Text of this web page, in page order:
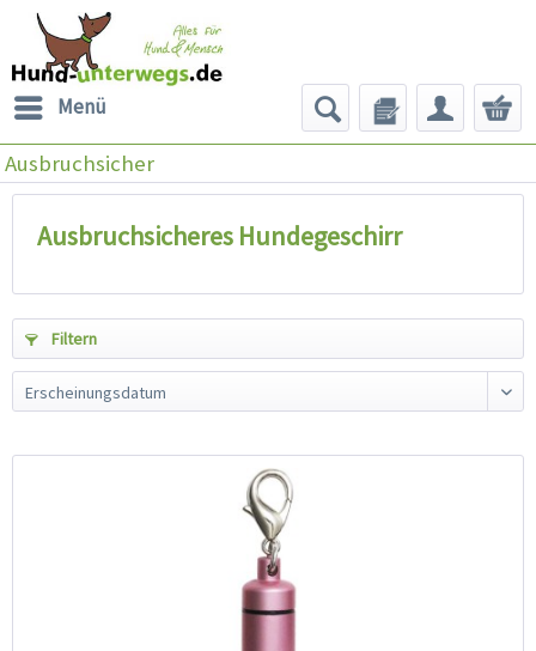
Menü
Ausbruchsicher
Ausbruchsicheres Hundegeschirr
Filtern